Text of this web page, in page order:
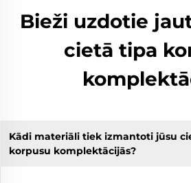
Bieži uzdotie
cietā tipa
Kādi materiāli tiek izmantoti jūsu
korpusu komplektācijās?